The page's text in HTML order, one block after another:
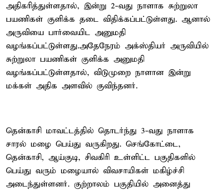
அதிகரித்துள்ளதால், இன்று 2-வது நாளாக சுற்றுலா
பயணிகள் குளிக்க தடை விதிக்கப்பட்டுள்ளது. ஆனால்
அருவியை பார்வையிட அனுமதி
வழங்கப்பட்டுள்ளது.அதேநேரம் அக்ஸ்தியர் அருவியில்
சுற்றுலா பயணிகள் குளிக்க அனுமதி
வழங்கப்பட்டுள்ளதால், விடுமுறை நாளான இன்று
மக்கள் அதிக அளவில் குவிந்தனர்.
தென்காசி மாவட்டத்தில் தொடர்ந்து 3-வது நாளாக
சாரல் மழை பெய்து வருகிறது. செங்கோட்டை,
தென்காசி, ஆய்குடி, சிவகிரி உள்ளிட்ட பகுதிகளில்
பெய்து வரும் மழையால் விவசாயிகள் மகிழ்ச்சி
அடைந்துள்ளனர். குற்றாலம் பகுதியில் அனைத்து